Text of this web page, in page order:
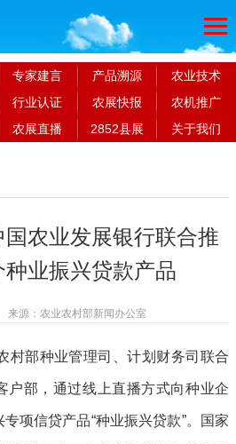
专家建言 产品溯源
农业技术
行业认证 农展快报
农机推广
农展直播 2852县展 关于我们
农业发展银行联合推
业振兴贷款产品
源：农业农村部新闻办公室
村部种业管理司、计划财务司联合
户部，通过线上直播方式向种业企
项信贷产品“种业振兴贷款”。国家